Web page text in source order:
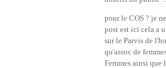
pour le COS ? je
post est ici cela a
sur le Parvis de
qu'assoc de
Femmes ainsi